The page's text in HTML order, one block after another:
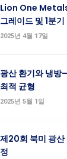
Lion One
그레이드 및 1분
2025년 4월 17일
광산 환기와 냉방
최적 균형
2025년 5월 1일
제20회 북미 광산
정